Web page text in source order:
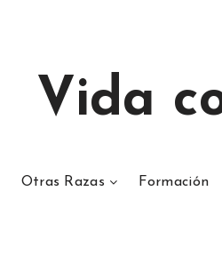
Vida
Otras Razas Formación